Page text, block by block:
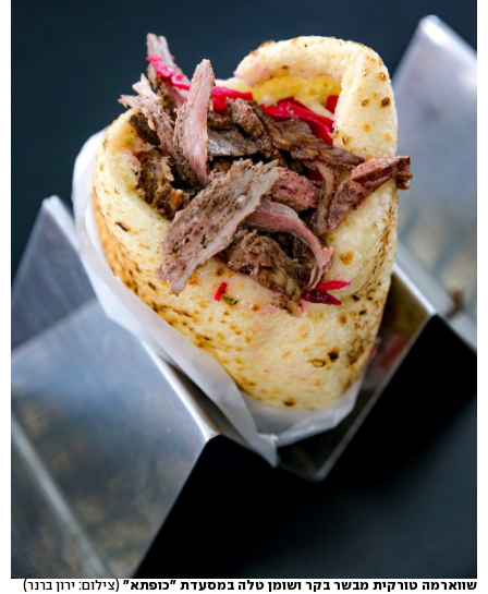
שווארמה טורקית מבשר בקר ושומן טלה במסעדת "כופתא"(צילום: ירון ברנר)